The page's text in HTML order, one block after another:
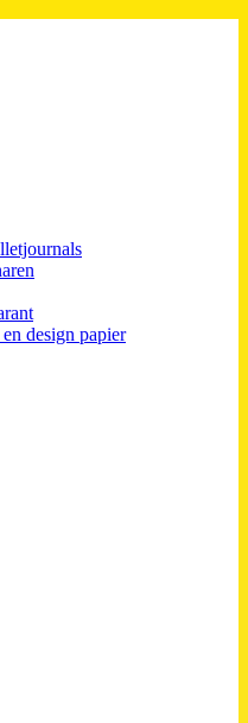
design papier